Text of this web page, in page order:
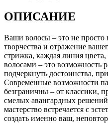
ОПИСАНИЕ
Ваши волосы – это не просто
творчества и отражение
стрижка, каждая линия
волосами – это возможность
подчеркнуть достоинства,
Современные возможности
безграничны – от классики,
смелых авангардных
мастерство встречается с
создать именно ваш,